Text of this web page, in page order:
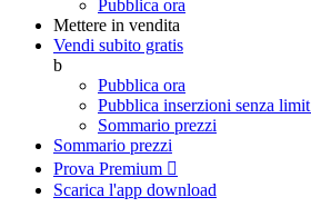
Pubblica ora
Mettere in vendita
Vendi subito gratis
b
Pubblica ora
Pubblica inserzioni senza limit
Sommario prezzi
Sommario prezzi
Prova Premium 
Scarica l'app download